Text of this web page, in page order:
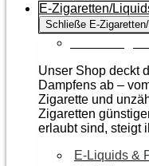
E-Zigaretten/
Schließe E-
Unser Shop deckt
Dampfens ab –
Zigarette und
Zigaretten
erlaubt sind, steigt
E-Liquids &